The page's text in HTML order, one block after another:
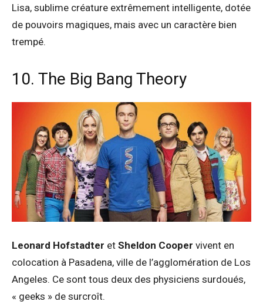
Lisa, sublime créature extrêmement intelligente, dotée
de pouvoirs magiques, mais avec un caractère bien
trempé.
10. The Big Bang Theory
Leonard Hofstadter et Sheldon Cooper vivent en
colocation à Pasadena, ville de l’agglomération de Los
Angeles. Ce sont tous deux des physiciens surdoués,
« geeks » de surcroît.